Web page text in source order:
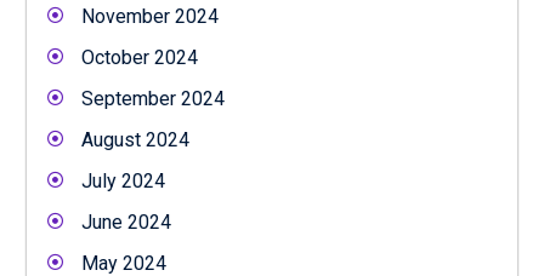
November 2024
October 2024
September 2024
August 2024
July 2024
June 2024
May 2024